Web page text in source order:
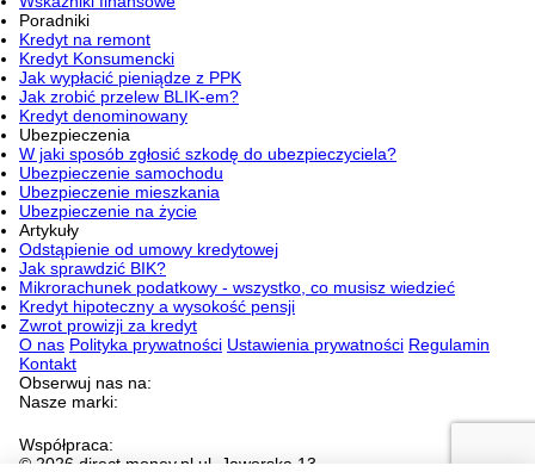
Poradniki
Kredyt na remont
Kredyt Konsumencki
Jak wypłacić pieniądze z PPK
Jak zrobić przelew BLIK-em?
Kredyt denominowany
Ubezpieczenia
W jaki sposób zgłosić szkodę do ubezpieczyciela?
Ubezpieczenie samochodu
Ubezpieczenie mieszkania
Ubezpieczenie na życie
Artykuły
Odstąpienie od umowy kredytowej
Jak sprawdzić BIK?
Mikrorachunek podatkowy - wszystko, co musisz wiedzieć
Kredyt hipoteczny a wysokość pensji
Zwrot prowizji za kredyt
O nas Polityka prywatności Ustawienia prywatności Regulamin
Kontakt
Obserwuj nas na:
Nasze marki:
Współpraca:
© 2026 direct.money.pl ul. Jaworska 13,